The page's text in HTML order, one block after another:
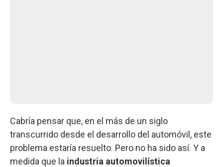
Cabría pensar que, en el más de un siglo
transcurrido desde el desarrollo del automóvil, este
problema estaría resuelto. Pero no ha sido así. Y a
medida que la industria automovilística